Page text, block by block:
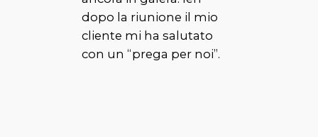
dopo la riunione il mio
cliente mi ha salutato
con un “prega per noi”.